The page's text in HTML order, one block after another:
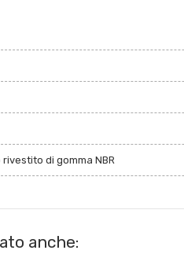
rivestito di gomma NBR
anche: